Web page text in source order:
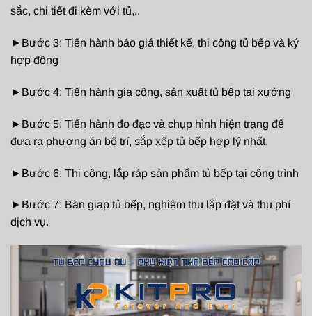
sắc, chi tiết đi kèm với tủ,..
►Bước 3: Tiến hành báo giá thiết kế, thi công tủ bếp và ký
hợp đồng
►Bước 4: Tiến hành gia công, sản xuất tủ bếp tại xưởng
►Bước 5: Tiến hành đo đạc và chụp hình hiện trạng để
đưa ra phương án bố trí, sắp xếp tủ bếp hợp lý nhất.
►Bước 6: Thi công, lắp ráp sản phẩm tủ bếp tại công trình
►Bước 7: Bàn giap tủ bếp, nghiệm thu lắp đặt và thu phí
dịch vụ.